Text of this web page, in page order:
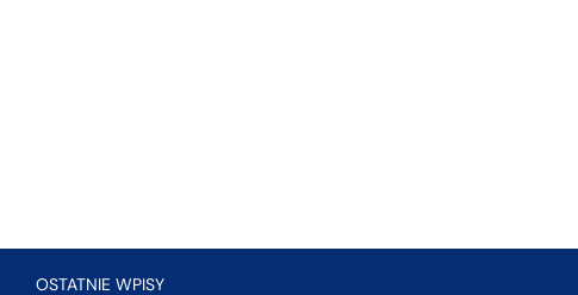
OSTATNIE WPISY